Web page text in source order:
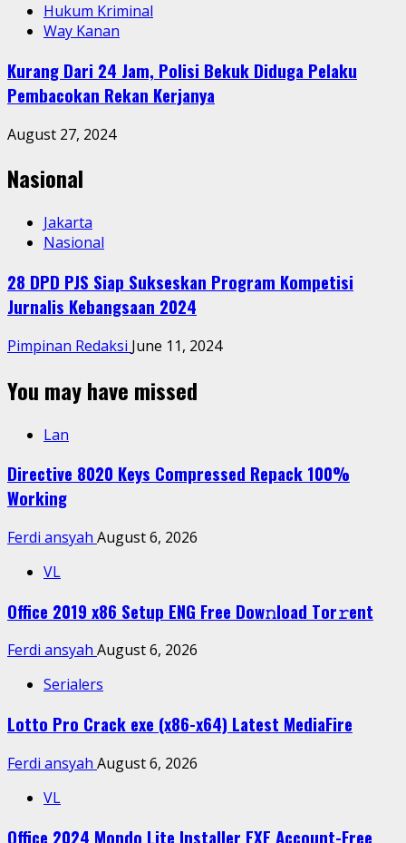
Hukum Kriminal
Way Kanan
Kurang Dari 24 Jam, Polisi Bekuk Diduga Pelaku
Pembacokan Rekan Kerjanya
August 27, 2024
Nasional
Jakarta
Nasional
28 DPD PJS Siap Sukseskan Program Kompetisi
Jurnalis Kebangsaan 2024
Pimpinan Redaksi June 11, 2024
You may have missed
Lan
Directive 8020 Keys Compressed Repack 100%
Working
Ferdi ansyah August 6, 2026
VL
Office 2019 x86 Setup ENG Frее Dow𝚗load Tоr𝚛ent
Ferdi ansyah August 6, 2026
Serialers
Lotto Pro Crack exe (x86-x64) Latest MediaFire
Ferdi ansyah August 6, 2026
VL
Office 2024 Mondo Lite Installer EXE Account-Free